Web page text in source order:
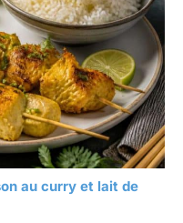
au curry et lait de